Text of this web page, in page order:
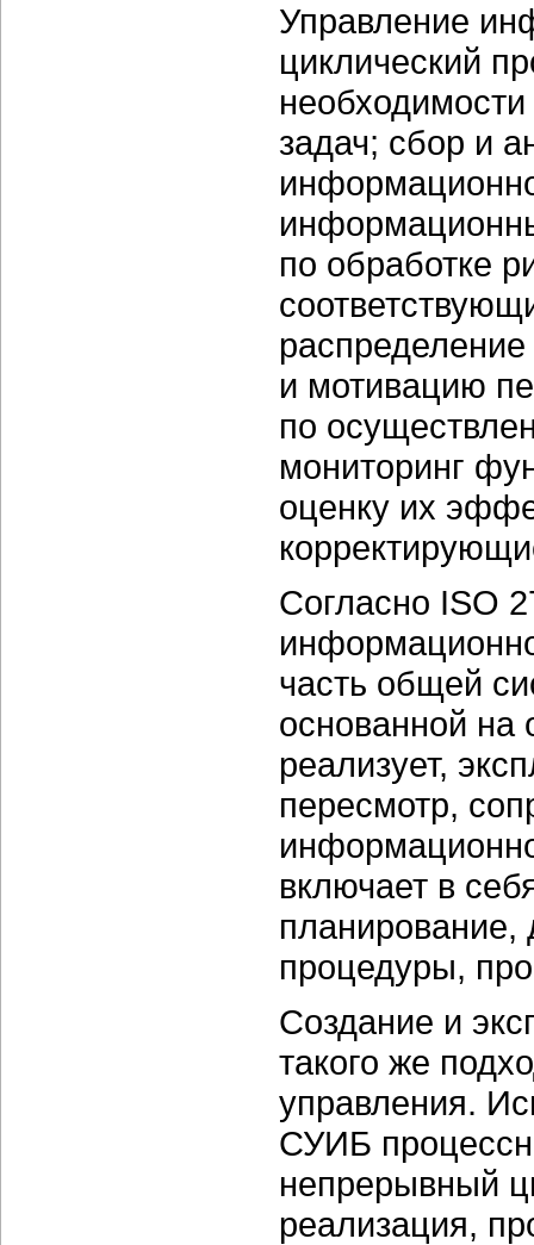
Управление
циклический
задач; сбор и
по обработке
распределение
и мотивацию
по
мониторинг
оценку их
Согласно ISO
часть общей
основанной на
реализует,
пересмотр,
включает в
планирование,
процедуры,
Создание и
такого же
управления.
СУИБ
непрерывный
реализация,